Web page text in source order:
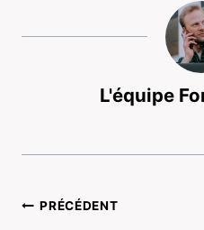
L'équipe
Navigation
PRÉCÉDENT